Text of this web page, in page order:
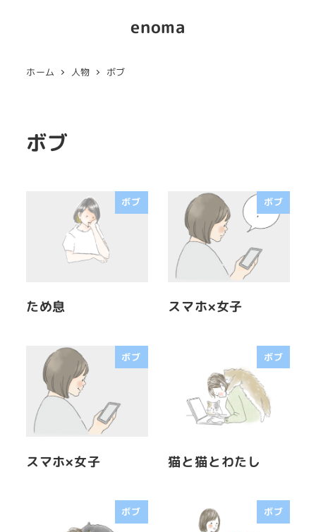
enoma
ホーム 人物 ボブ
ボブ
ボブ
ため息
ボブ
スマホ×女子
ボブ
スマホ×女子
ボブ
猫と猫とわたし
ボブ ボブ